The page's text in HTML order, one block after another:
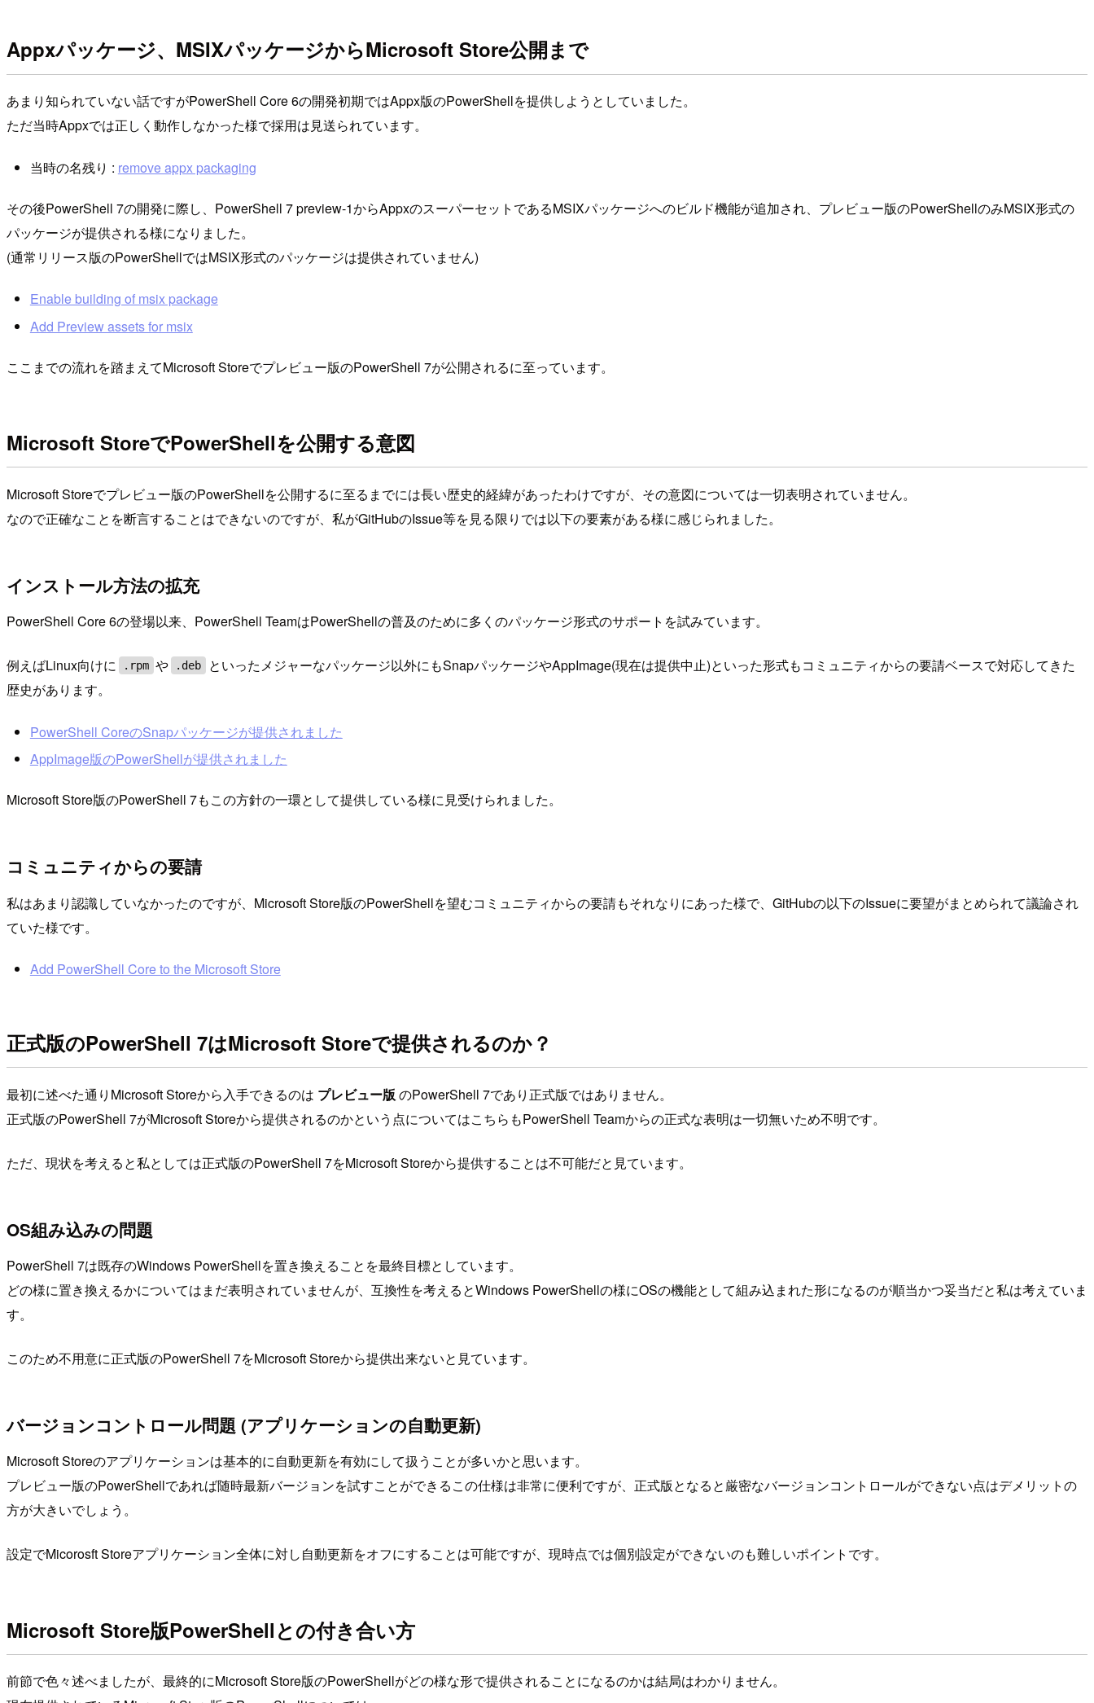
Appxパッケージ、MSIXパッケージからMicrosoft Store公開まで
あまり知られていない話ですがPowerShell Core 6の開発初期ではAppx版のPowerShellを提供しようとしていました。
ただ当時Appxでは正しく動作しなかった様で採用は見送られています。
当時の名残り : remove appx packaging
その後PowerShell 7の開発に際し、PowerShell 7 preview-1からAppxのスーパーセットであるMSIXパッケージへのビルド機能が追加され、プレビュー版のPowerShellのみMSIX形式の
パッケージが提供される様になりました。
(通常リリース版のPowerShellではMSIX形式のパッケージは提供されていません)
Enable building of msix package
Add Preview assets for msix
ここまでの流れを踏まえてMicrosoft Storeでプレビュー版のPowerShell 7が公開されるに至っています。
Microsoft StoreでPowerShellを公開する意図
Microsoft Storeでプレビュー版のPowerShellを公開するに至るまでには長い歴史的経緯があったわけですが、その意図については一切表明されていません。
なので正確なことを断言することはできないのですが、私がGitHubのIssue等を見る限りでは以下の要素がある様に感じられました。
インストール方法の拡充
PowerShell Core 6の登場以来、PowerShell TeamはPowerShellの普及のために多くのパッケージ形式のサポートを試みています。
例えばLinux向けに .rpm や .deb
といったメジャーなパッケージ以外にもSnapパッケージやAppImage(現在は提供中止)といった形式もコミュニティからの要請ベースで対応してきた
歴史があります。
PowerShell CoreのSnapパッケージが提供されました
AppImage版のPowerShellが提供されました
Microsoft Store版のPowerShell 7もこの方針の一環として提供している様に見受けられました。
コミュニティからの要請
私はあまり認識していなかったのですが、Microsoft Store版のPowerShellを望むコミュニティからの要請もそれなりにあった様で、GitHubの以下のIssueに要望がまとめられて議論され
ていた様です。
Add PowerShell Core to the Microsoft Store
正式版のPowerShell 7はMicrosoft Storeで提供されるのか？
最初に述べた通りMicrosoft Storeから入手できるのは プレビュー版 のPowerShell 7であり正式版ではありません。
正式版のPowerShell 7がMicrosoft Storeから提供されるのかという点についてはこちらもPowerShell Teamからの正式な表明は一切無いため不明です。
ただ、現状を考えると私としては正式版のPowerShell 7をMicrosoft Storeから提供することは不可能だと見ています。
OS組み込みの問題
PowerShell 7は既存のWindows PowerShellを置き換えることを最終目標としています。
どの様に置き換えるかについてはまだ表明されていませんが、互換性を考えるとWindows PowerShellの様にOSの機能として組み込まれた形になるのが順当かつ妥当だと私は考えていま
す。
このため不用意に正式版のPowerShell 7をMicrosoft Storeから提供出来ないと見ています。
バージョンコントロール問題 (アプリケーションの自動更新)
Microsoft Storeのアプリケーションは基本的に自動更新を有効にして扱うことが多いかと思います。
プレビュー版のPowerShellであれば随時最新バージョンを試すことができるこの仕様は非常に便利ですが、正式版となると厳密なバージョンコントロールができない点はデメリットの
方が大きいでしょう。
設定でMicorosft Storeアプリケーション全体に対し自動更新をオフにすることは可能ですが、現時点では個別設定ができないのも難しいポイントです。
Microsoft Store版PowerShellとの付き合い方
前節で色々述べましたが、最終的にMicrosoft Store版のPowerShellがどの様な形で提供されることになるのかは結局はわかりません。